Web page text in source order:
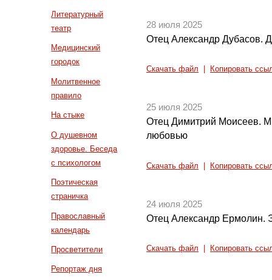
Литературный
театр
Медицинский
городок
Молитвенное
правило
На стыке
О душевном
здоровье. Беседа
с психологом
Поэтическая
страничка
Православный
календарь
Просветители
Репортаж дня
28 июля 2025
Отец Александр Дубасов.
Скачать файл Копировать
25 июля 2025
Отец Димитрий Моисеев.
любовью
Скачать файл Копировать
24 июля 2025
Отец Александр Ермолин.
Скачать файл Копировать